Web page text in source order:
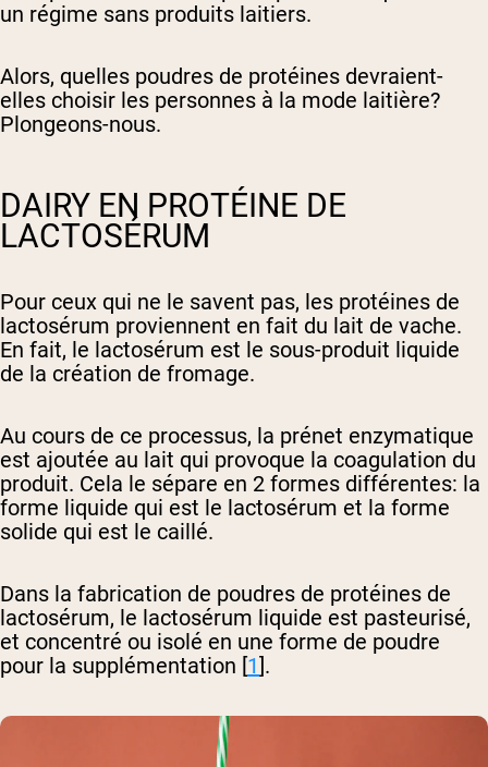
un régime sans produits laitiers.
Alors, quelles poudres de protéines devraient-
elles choisir les personnes à la mode laitière?
Plongeons-nous.
DAIRY EN PROTÉINE DE
LACTOSÉRUM
Pour ceux qui ne le savent pas, les protéines de
lactosérum proviennent en fait du lait de vache.
En fait, le lactosérum est le sous-produit liquide
de la création de fromage.
Au cours de ce processus, la prénet enzymatique
est ajoutée au lait qui provoque la coagulation du
produit. Cela le sépare en 2 formes différentes: la
forme liquide qui est le lactosérum et la forme
solide qui est le caillé.
Dans la fabrication de poudres de protéines de
lactosérum, le lactosérum liquide est pasteurisé,
et concentré ou isolé en une forme de poudre
pour la supplémentation [1].